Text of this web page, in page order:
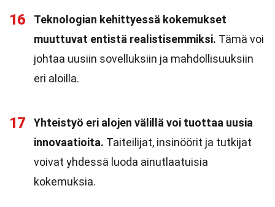
16
Teknologian kehittyessä kokemukset
muuttuvat entistä realistisemmiksi. Tämä voi
johtaa uusiin sovelluksiin ja mahdollisuuksiin
eri aloilla.
17
Yhteistyö eri alojen välillä voi tuottaa uusia
innovaatioita. Taiteilijat, insinöörit ja tutkijat
voivat yhdessä luoda ainutlaatuisia
kokemuksia.